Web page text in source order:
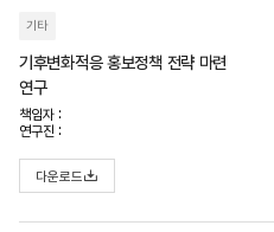
기타
기후변화적응 홍보정책 전략 마련
연구
책임자 :
연구진 :
다운로드